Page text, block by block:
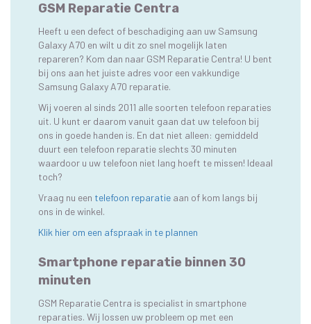
GSM Reparatie Centra
Heeft u een defect of beschadiging aan uw Samsung
Galaxy A70 en wilt u dit zo snel mogelijk laten
repareren? Kom dan naar GSM Reparatie Centra! U bent
bij ons aan het juiste adres voor een vakkundige
Samsung Galaxy A70 reparatie.
Wij voeren al sinds 2011 alle soorten telefoon reparaties
uit. U kunt er daarom vanuit gaan dat uw telefoon bij
ons in goede handen is. En dat niet alleen: gemiddeld
duurt een telefoon reparatie slechts 30 minuten
waardoor u uw telefoon niet lang hoeft te missen! Ideaal
toch?
Vraag nu een telefoon reparatie aan of kom langs bij
ons in de winkel.
Klik hier om een afspraak in te plannen
Smartphone reparatie binnen 30
minuten
GSM Reparatie Centra is specialist in smartphone
reparaties. Wij lossen uw probleem op met een